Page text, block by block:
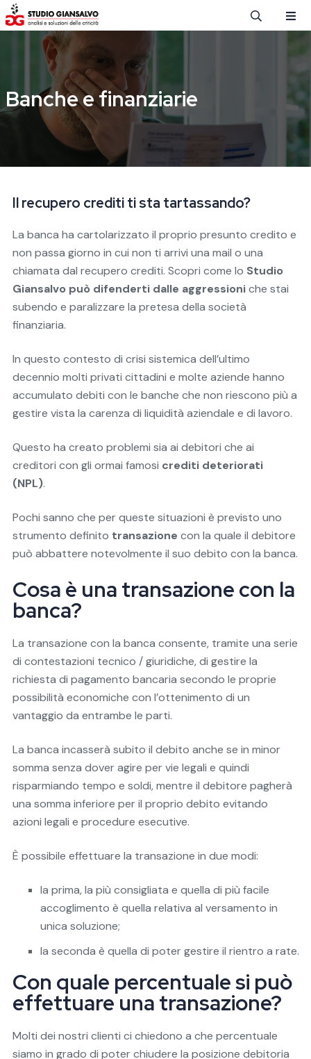
Salta al contenuto principale
Banche e finanziarie
Il recupero crediti ti sta tartassando?
La banca ha cartolarizzato il proprio presunto credito e
non passa giorno in cui non ti arrivi una mail o una
chiamata dal recupero crediti. Scopri come lo Studio
Giansalvo può difenderti dalle aggressioniche stai
subendo e paralizzare la pretesa della società
finanziaria.
In questo contesto di crisi sistemica dell’ultimo
decennio molti privati cittadini e molte aziende hanno
accumulato debiti con le banche che non riescono più a
gestire vista la carenza di liquidità aziendale e di lavoro.
Questo ha creato problemi sia ai debitori che ai
creditori con gli ormai famosi crediti deteriorati
(NPL).
Pochi sanno che per queste situazioni è previsto uno
strumento definito transazione con la quale il debitore
può abbattere notevolmente il suo debito con la banca.
Cosa è una transazione con la
banca?
La transazione con la banca consente, tramite una serie
di contestazioni tecnico / giuridiche, di gestire la
richiesta di pagamento bancaria secondo le proprie
possibilità economiche con l’ottenimento di un
vantaggio da entrambe le parti.
La banca incasserà subito il debito anche se in minor
somma senza dover agire per vie legali e quindi
risparmiando tempo e soldi, mentre il debitore pagherà
una somma inferiore per il proprio debito evitando
azioni legali e procedure esecutive.
È possibile effettuare la transazione in due modi:
la prima, la più consigliata e quella di più facile
accoglimento è quella relativa al versamento in
unica soluzione;
la seconda è quella di poter gestire il rientro a rate.
Con quale percentuale si può
effettuare una transazione?
Molti dei nostri clienti ci chiedono a che percentuale
siamo in grado di poter chiudere la posizione debitoria